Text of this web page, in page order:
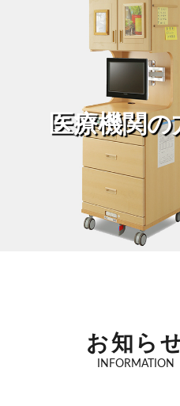
医療機関の
お知ら
INFORMATION